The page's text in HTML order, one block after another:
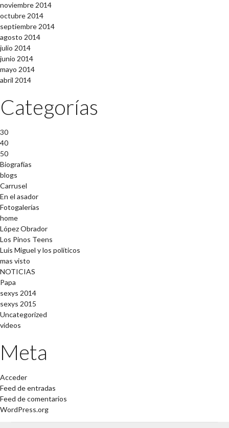
noviembre 2014
octubre 2014
septiembre 2014
agosto 2014
julio 2014
junio 2014
mayo 2014
abril 2014
Categorías
30
40
50
Biografías
blogs
Carrusel
En el asador
Fotogalerías
home
López Obrador
Los Pinos Teens
Luis Miguel y los políticos
mas visto
NOTICIAS
Papa
sexys 2014
sexys 2015
Uncategorized
videos
Meta
Acceder
Feed de entradas
Feed de comentarios
WordPress.org